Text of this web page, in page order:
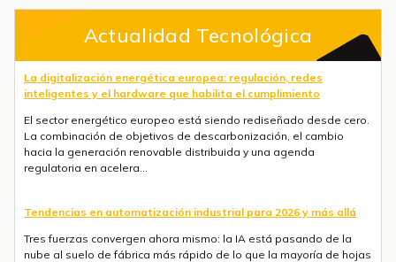
Actualidad Tecnológica
La digitalización energética europea: regulación, redes
inteligentes y el hardware que habilita el cumplimiento
El sector energético europeo está siendo rediseñado desde cero.
La combinación de objetivos de descarbonización, el cambio
hacia la generación renovable distribuida y una agenda
regulatoria en acelera...
Tendencias en automatización industrial para 2026 y más allá
Tres fuerzas convergen ahora mismo: la IA está pasando de la
nube al suelo de fábrica más rápido de lo que la mayoría de hojas